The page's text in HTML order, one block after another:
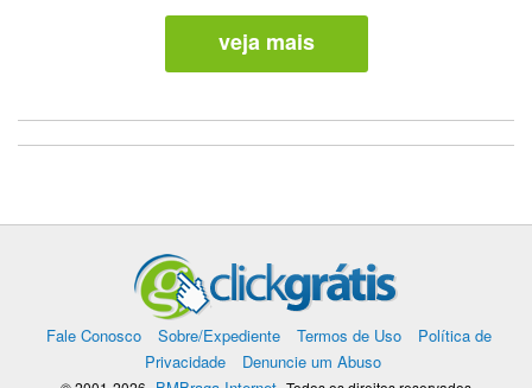
veja mais
Fale Conosco Sobre/Expediente Termos de Uso
Política de
Privacidade
Denuncie um Abuso